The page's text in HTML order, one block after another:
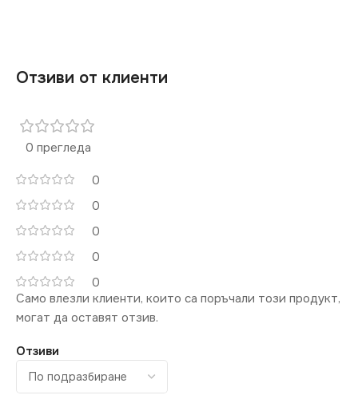
Отзиви от клиенти
0 прегледа
0
0
0
0
0
Отзиви
Само влезли клиенти, които са поръчали този продукт,
могат да оставят отзив.